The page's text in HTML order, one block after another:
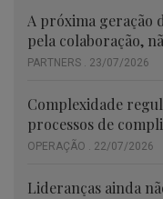
A próxima geração
pela colaboração,
PARTNERS . 23/07/2026
Complexidade
processos de
OPERAÇÃO . 22/07/2026
Lideranças ainda